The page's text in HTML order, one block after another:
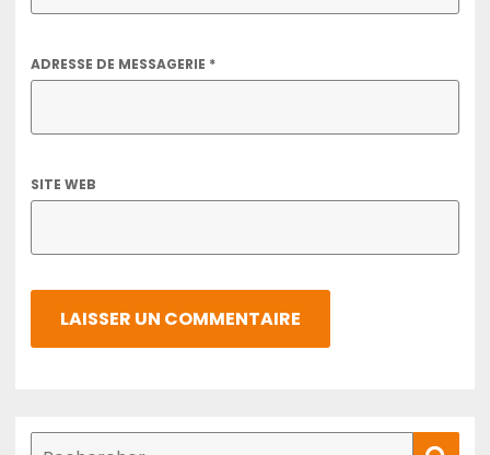
ADRESSE DE MESSAGERIE *
SITE WEB